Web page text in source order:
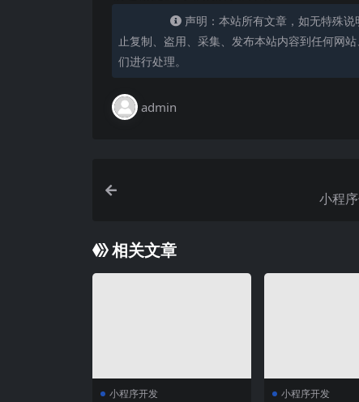
声明：本站所有文章，如无特殊
止复制、盗用、采集、发布本站内容到任何网
们进行处理。
admin
小程
相关文章
小程序开发 小程序开发